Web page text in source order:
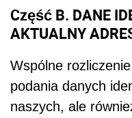
Część B. DANE
AKTUALNY
Wspólne
podania danych
naszych, ale